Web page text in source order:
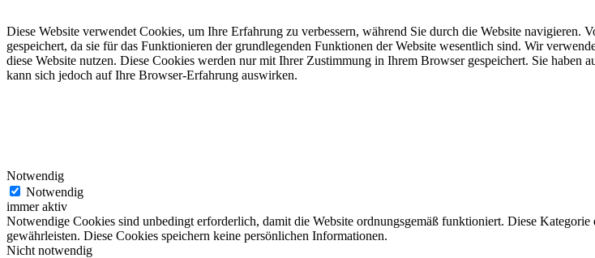
Diese Website verwendet Cookies, um Ihre Erfahrung zu verbessern, während Sie durch die Website
gespeichert, da sie für das Funktionieren der grundlegenden Funktionen der Website wesentlich sind. Wir
diese Website nutzen. Diese Cookies werden nur mit Ihrer Zustimmung in Ihrem Browser gespeichert. Sie
kann sich jedoch auf Ihre Browser-Erfahrung auswirken.
Notwendig
Notwendig
immer aktiv
Notwendige Cookies sind unbedingt erforderlich, damit die Website ordnungsgemäß funktioniert. Diese
gewährleisten. Diese Cookies speichern keine persönlichen Informationen.
Nicht notwendig